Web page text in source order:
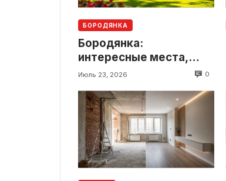
БОРОДЯНКА
Бородянка:
интересные места,
история и локации для
Июль 23, 2026 0